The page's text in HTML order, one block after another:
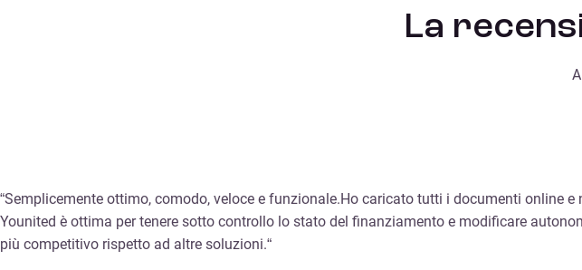
La
“Semplicemente ottimo, comodo, veloce e funzionale.Ho caricato tutti i documenti online
Younited è ottima per tenere sotto controllo lo stato del finanziamento e modificare
più competitivo rispetto ad altre soluzioni.“